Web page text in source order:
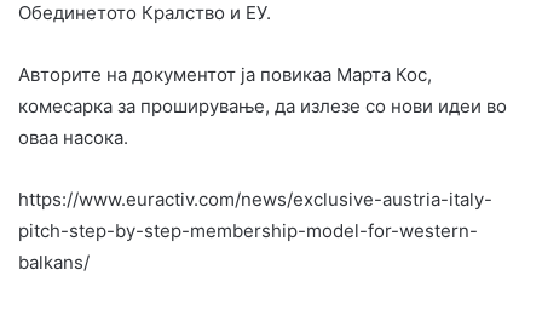
Обединетото Кралство и ЕУ.
Авторите на документот ја повикаа Марта Кос,
комесарка за проширување, да излезе со нови идеи во
оваа насока.
https://www.euractiv.com/news/exclusive-austria-italy-
pitch-step-by-step-membership-model-for-western-
balkans/